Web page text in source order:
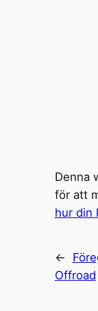
Denna
för att
hur din
←
Offroad